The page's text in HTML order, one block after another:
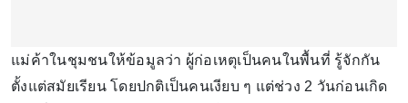
แม่ค้าในชุมชนให้ข้อมูลว่า ผู้ก่อเหตุเป็นคนในพื้นที่ รู้จักกัน
ตั้งแต่สมัยเรียน โดยปกติเป็นคนเงียบ ๆ แต่ช่วง 2 วันก่อนเกิด